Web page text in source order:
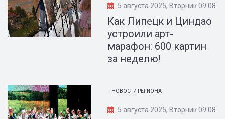
5 августа 2025, Вторник 09:08
Как Липецк и Циндао
устроили арт-
марафон: 600 картин
за неделю!
НОВОСТИ РЕГИОНА
5 августа 2025, Вторник 09:08